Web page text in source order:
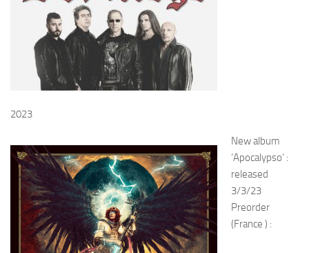
2023
New album
‘Apocalypso’ :
released
3/3/23
Preorder
(France ) :